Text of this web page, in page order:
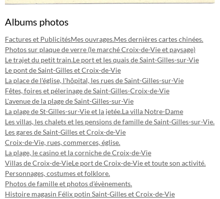
Albums photos
Factures et PublicitésMes ouvrages.Mes dernières cartes chinées.
Photos sur plaque de verre (le marché Croix-de-Vie et paysage)
Le trajet du petit train.Le port et les quais de Saint-Gilles-sur-Vie
Le pont de Saint-Gilles et Croix-de-Vie
La place de l'église, l'hôpital, les rues de Saint-Gilles-sur-Vie
Fêtes, foires et pélerinage de Saint-Gilles-Croix-de-Vie
L'avenue de la plage de Saint-Gilles-sur-Vie
La plage de St-Gilles-sur-Vie et la jetée.La villa Notre-Dame
Les villas, les chalets et les pensions de famille de Saint-Gilles-sur-Vie.
Les gares de Saint-Gilles et Croix-de-Vie
Croix-de-Vie, rues, commerces, église.
La plage, le casino et la corniche de Croix-de-Vie
Villas de Croix-de-VieLe port de Croix-de-Vie et toute son activité.
Personnages, costumes et folklore.
Photos de famille et photos d'évènements.
Histoire magasin Félix potin Saint-Gilles et Croix-de-Vie